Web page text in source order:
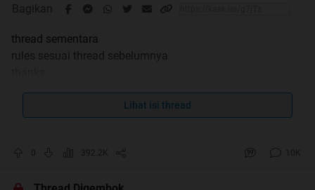
Bagikan
thread sementara
rules sesuai thread sebelumnya
Lihat isi thread
392.2K